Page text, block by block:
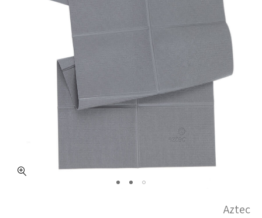
Aztec